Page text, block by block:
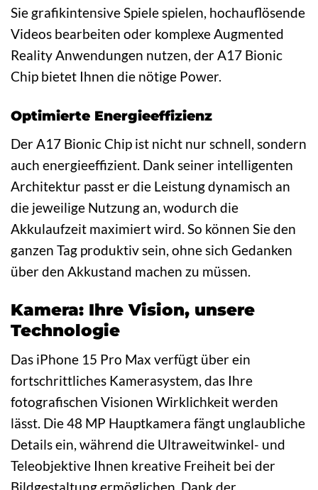
Sie grafikintensive Spiele spielen, hochauflösende
Videos bearbeiten oder komplexe Augmented
Reality Anwendungen nutzen, der A17 Bionic
Chip bietet Ihnen die nötige Power.
Optimierte Energieeffizienz
Der A17 Bionic Chip ist nicht nur schnell, sondern
auch energieeffizient. Dank seiner intelligenten
Architektur passt er die Leistung dynamisch an
die jeweilige Nutzung an, wodurch die
Akkulaufzeit maximiert wird. So können Sie den
ganzen Tag produktiv sein, ohne sich Gedanken
über den Akkustand machen zu müssen.
Kamera: Ihre Vision, unsere
Technologie
Das iPhone 15 Pro Max verfügt über ein
fortschrittliches Kamerasystem, das Ihre
fotografischen Visionen Wirklichkeit werden
lässt. Die 48 MP Hauptkamera fängt unglaubliche
Details ein, während die Ultraweitwinkel- und
Teleobjektive Ihnen kreative Freiheit bei der